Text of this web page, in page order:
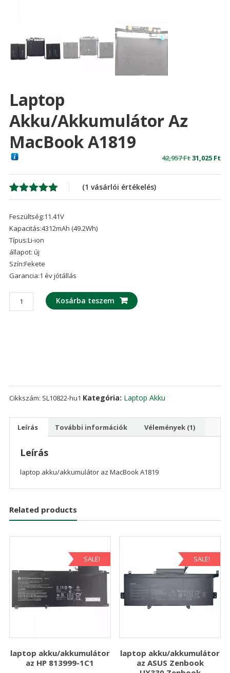
Laptop
Akku/akkumulátor Az
MacBook A1819
42,957FtOriginal
31,025 Ft
Értékelés
ből,
1
értékelés
alapján
(1 vásárlói értékelés)
Feszültség:11.41V
Kapacitás:4312mAh (49.2Wh)
Típus:Li-ion
állapot: új
Szín:Fekete
Garancia:1 év jótállás
laptop
akku/akkumulátor
Kosárba teszem
Cikkszám: SL10822-hu1 Kategória: Laptop Akku
Leírás További információk Vélemények (1)
Leírás
laptop akku/akkumulátor az MacBook A1819
Related products
SALE!
laptop akku/akkumulátor
az HP 813999-1C1
SALE!
laptop akku/akkumulátor
az ASUS Zenbook